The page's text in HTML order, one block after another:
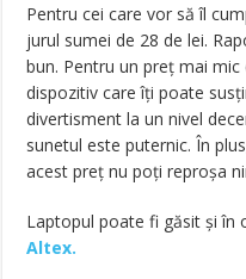
Pentru cei care vor să îl
jurul sumei de 28 de lei.
bun. Pentru un preț mai
dispozitiv care îți poate
divertisment la un nivel
sunetul este puternic. În
acest preț nu poți reproșa
Laptopul poate fi găsit și în
Altex.